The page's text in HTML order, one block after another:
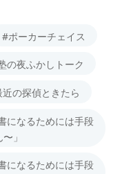
#ポーカーチェイス
の夜ふかしトーク
の探偵ときたら
になるためには手段
」
になるためには手段